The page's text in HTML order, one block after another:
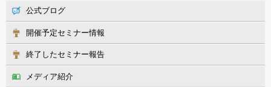
公式ブログ
開催予定セミナー情報
終了したセミナー報告
メディア紹介